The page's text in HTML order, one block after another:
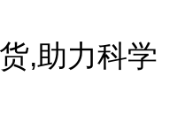
,助力科学